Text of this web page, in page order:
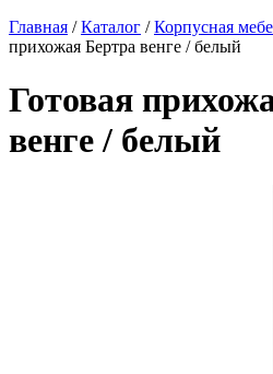
Главная /Каталог /Корпусная
прихожая Бертра венге / белый
Готовая
венге / белый